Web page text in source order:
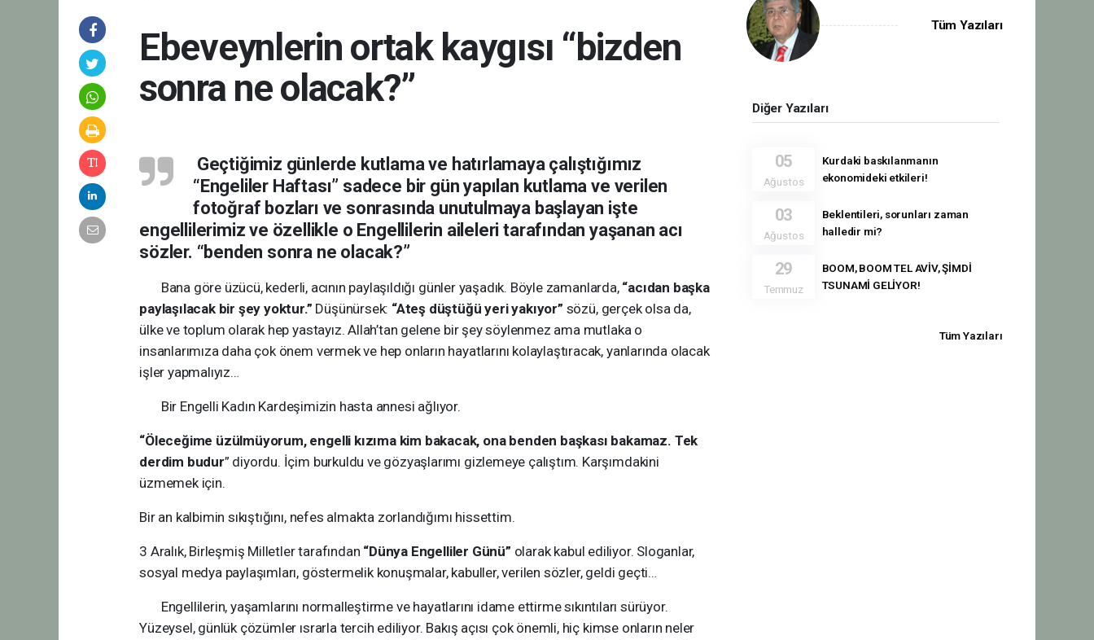
Ebeveynlerin ortak kaygısı “bizden
sonra ne olacak?”
Geçtiğimiz günlerde kutlama ve hatırlamaya çalıştığımız
“Engeliler Haftası” sadece bir gün yapılan kutlama ve verilen
fotoğraf bozları ve sonrasında unutulmaya başlayan işte
engellilerimiz ve özellikle o Engellilerin aileleri tarafından yaşanan acı
sözler. “benden sonra ne olacak?”
Bana göre üzücü, kederli, acının paylaşıldığı günler yaşadık. Böyle zamanlarda, “acıdan başka
paylaşılacak bir şey yoktur.” Düşünürsek: “Ateş düştüğü yeri yakıyor” sözü, gerçek olsa da,
ülke ve toplum olarak hep yastayız. Allah’tan gelene bir şey söylenmez ama mutlaka o
insanlarımıza daha çok önem vermek ve hep onların hayatlarını kolaylaştıracak, yanlarında olacak
işler yapmalıyız…
Bir Engelli Kadın Kardeşimizin hasta annesi ağlıyor.
“Öleceğime üzülmüyorum, engelli kızıma kim bakacak, ona benden başkası bakamaz. Tek
derdim budur” diyordu. İçim burkuldu ve gözyaşlarımı gizlemeye çalıştım. Karşımdakini
üzmemek için.
Bir an kalbimin sıkıştığını, nefes almakta zorlandığımı hissettim.
3 Aralık, Birleşmiş Milletler tarafından “Dünya Engelliler Günü” olarak kabul ediliyor. Sloganlar,
sosyal medya paylaşımları, göstermelik konuşmalar, kabuller, verilen sözler, geldi geçti…
Engellilerin, yaşamlarını normalleştirme ve hayatlarını idame ettirme sıkıntıları sürüyor.
Yüzeysel, günlük çözümler ısrarla tercih ediliyor. Bakış açısı çok önemli, hiç kimse onların neler
Tüm Yazıları
Diğer Yazıları
05
Ağustos
Kurdaki baskılanmanın
ekonomideki etkileri!
03
Ağustos
Beklentileri, sorunları zaman
halledir mi?
29
Temmuz
BOOM, BOOM TEL AVİV, ŞİMDİ
TSUNAMİ GELİYOR!
Tüm Yazıları